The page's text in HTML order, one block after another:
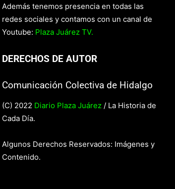
Además tenemos presencia en todas las
redes sociales y contamos con un canal de
Youtube: Plaza Juárez TV.
DERECHOS DE AUTOR
Comunicación Colectiva de Hidalgo
(C) 2022 Diario Plaza Juárez / La Historia de
Cada Día.
Algunos Derechos Reservados: Imágenes y
Contenido.